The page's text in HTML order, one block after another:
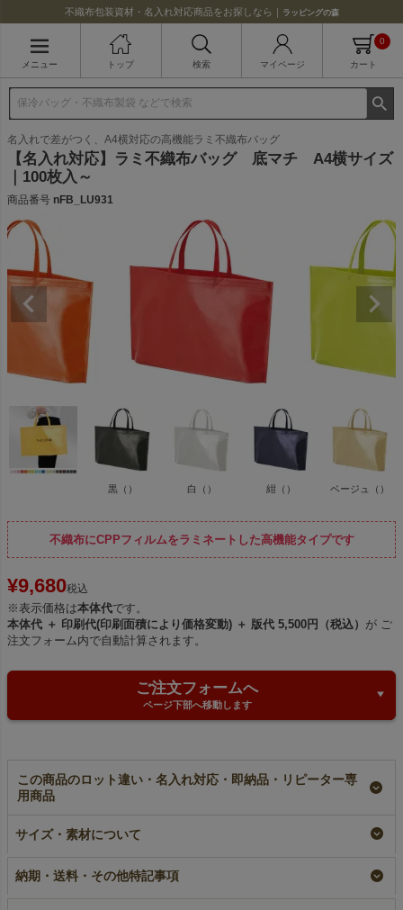
不織布包装資材・名入れ対応商品をお探しなら｜ ラッピングの森
メニュー トップ 検索 マイページ カート
0
名入れで差がつく、A4横対応の高機能ラミ不織布バッグ
【名入れ対応】ラミ不織布バッグ 底マチ A4横サイズ
｜100枚入～
商品番号 nFB_LU931
黒（） 白（） 紺（） ベージュ（）
不織布にCPPフィルムをラミネートした高機能タイプです
¥9,680税込
※表示価格は本体代です。
本体代 ＋ 印刷代(印刷面積により価格変動) ＋ 版代 5,500円（税込） が ご
注文フォーム内で自動計算されます。
ご注文フォームへ
ページ下部へ移動します
この商品のロット違い・名入れ対応・即納品・リピーター専
用商品
マチ A4横サイズ｜
即納品｜ラミ
～
ミ不織布バッグ 底マ
サイズ・素材について
納期・送料・その他特記事項